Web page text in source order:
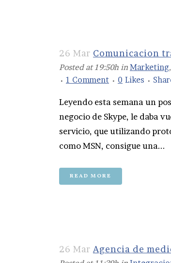
26 Mar Comunicacion
Posted at 19:50h in Marketing,
1 Comment
0 Likes
Leyendo esta semana un
negocio de Skype, le daba
servicio, que utilizando
como MSN, consigue una...
READ MORE
26 Mar Agencia de